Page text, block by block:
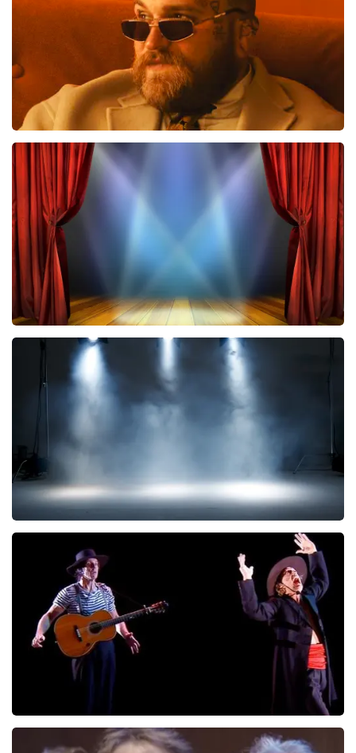
BESTEL NU
Teddy Swims
535 laatste 30 minuten
BESTEL NU
40 45 De Musical
laatste 30 minuten
BESTEL NU
172laatste 30 minuten
BESTEL NU
Ashton Brothers